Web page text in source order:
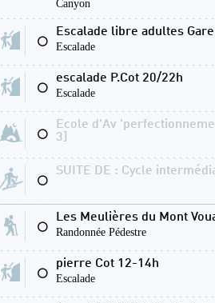
Canyon
⚪
Escalade libre adultes
Escalade
⚪
escalade P.Cot 20/22h
Escalade
⚪
Ecole d'Av
3]
⚪
SUITE DE : Cycle
⚪
Les Meulières du Mont
Randonnée Pédestre
⚪
pierre Cot 12-14h
Escalade